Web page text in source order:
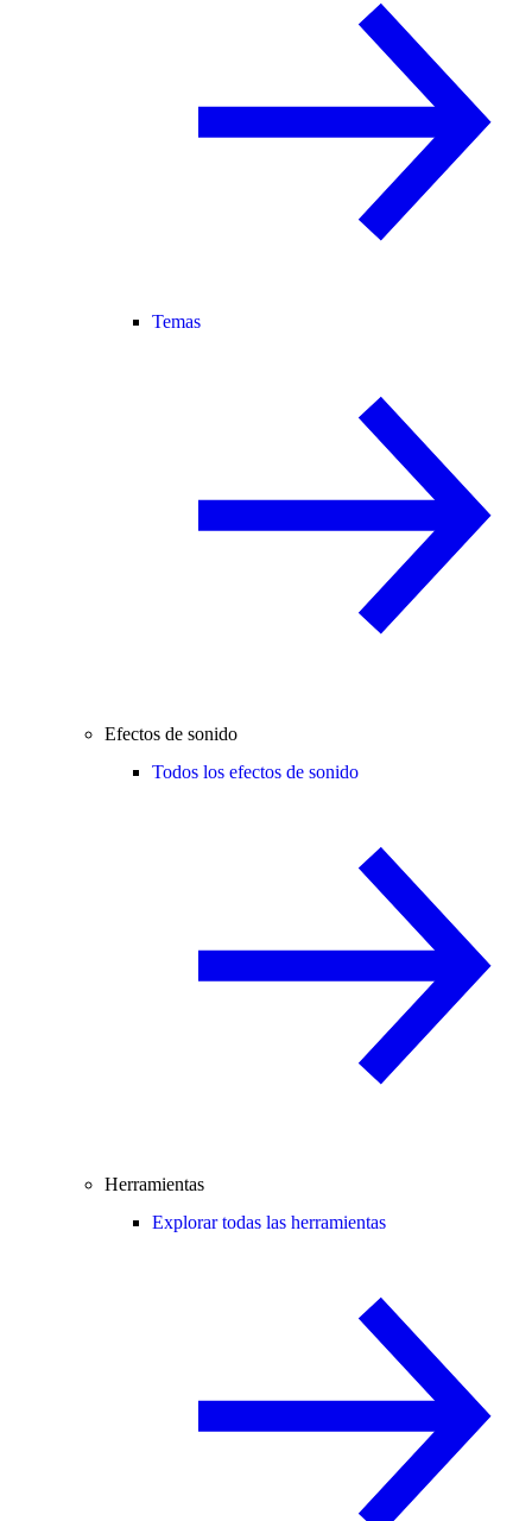
Temas
Efectos de sonido
Todos los efectos de sonido
Herramientas
Explorar todas las herramientas